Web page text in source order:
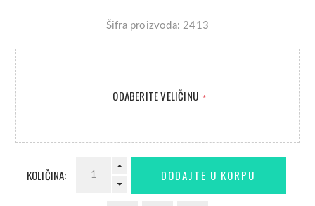
Šifra proizvoda: 2413
ODABERITE VELIČINU *
KOLIČINA: